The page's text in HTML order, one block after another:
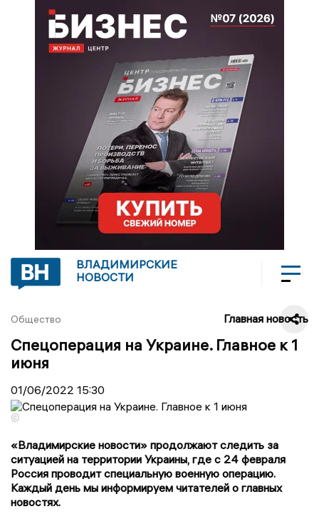
ВЛАДИМИРСКИЕ
НОВОСТИ
Общество Главная новость
Спецоперация на Украине. Главное к 1
июня
01/06/2022 15:30
©
«Владимирские новости» продолжают следить за
ситуацией на территории Украины, где с 24 февраля
Россия проводит специальную военную операцию.
Каждый день мы информируем читателей о главных
новостях.